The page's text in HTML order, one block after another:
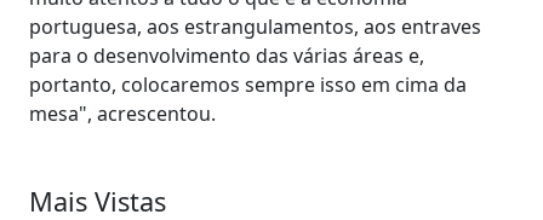
portuguesa, aos estrangulamentos, aos entraves
para o desenvolvimento das várias áreas e,
portanto, colocaremos sempre isso em cima da
mesa", acrescentou.
Mais Vistas